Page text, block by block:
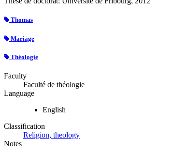
Thomas
Mariage
Théologie
Faculty
Faculté de théologie
Language
English
Classification
Religion, theology
Notes